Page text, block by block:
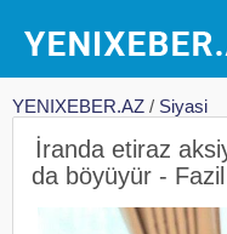
YENIXEBER.AZ / Siyasi
İranda etiraz
da böyüyür -